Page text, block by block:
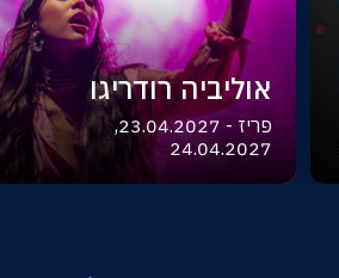
אוליביה רודריגו
פריז - 23.04.2027,
24.04.2027